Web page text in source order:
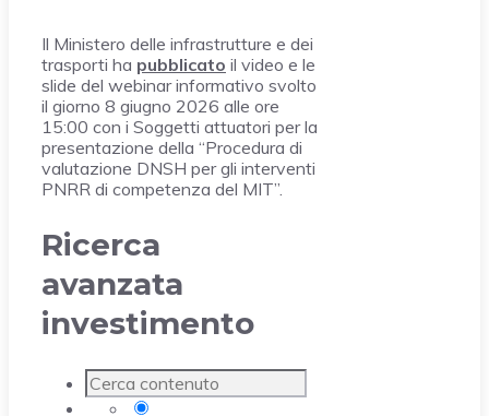
Il Ministero delle infrastrutture e dei
trasporti ha pubblicato il video e le
slide del webinar informativo svolto
il giorno 8 giugno 2026 alle ore
15:00 con i Soggetti attuatori per la
presentazione della “Procedura di
valutazione DNSH per gli interventi
PNRR di competenza del MIT”.
Ricerca
avanzata
investimento